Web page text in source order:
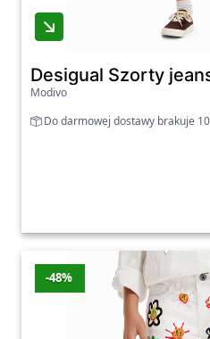
Desigual Szorty
Modivo
Do darmowej dostawy brakuje
-48%